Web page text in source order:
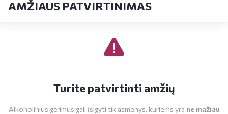
AMŽIAUS PATVIRTINIMAS
Turite patvirtinti amžių
Alkoholinius gėrimus gali įsigyti tik asmenys, kuriems yra ne mažiau